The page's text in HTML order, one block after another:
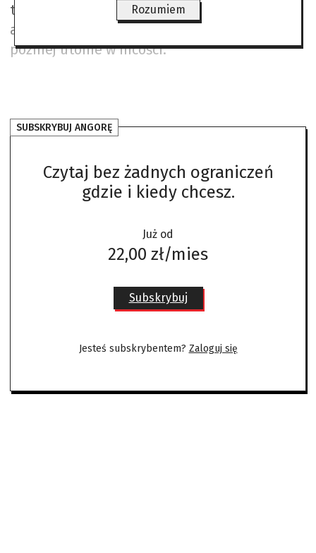
tak, to lepiej wybrać życie hedonisty niż
ascety, bo jedno i drugie i tak prędzej czy
później utonie w nicości.
SUBSKRYBUJ ANGORĘ
Czytaj bez żadnych ograniczeń
gdzie i kiedy chcesz.
Już od
22,00 zł/mies
Subskrybuj
Jesteś subskrybentem? Zaloguj się
Rozumiem